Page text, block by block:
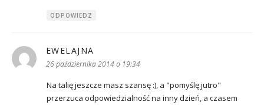
ODPOWIEDZ
EWELAJNA
26 października 2014 o 19:34
Na talię jeszcze masz szansę :), a "pomyślę jutro"
przerzuca odpowiedzialność na inny dzień, a czasem